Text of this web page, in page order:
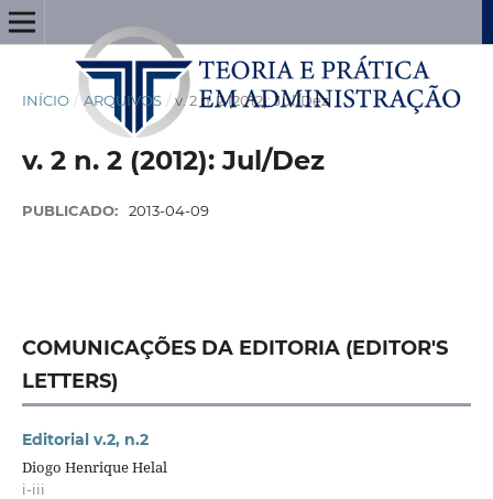
INÍCIO / ARQUIVOS / v. 2 n. 2 (2012): Jul/Dez
v. 2 n. 2 (2012): Jul/Dez
PUBLICADO: 2013-04-09
COMUNICAÇÕES DA EDITORIA (EDITOR'S
LETTERS)
Editorial v.2, n.2
Diogo Henrique Helal
i-iii